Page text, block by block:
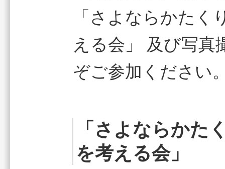
「さよならかたく
える会」 及び写真
ぞご参加ください
「さよならかた
を考える会」